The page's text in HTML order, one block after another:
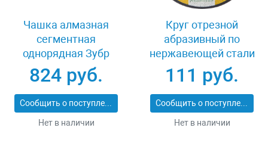
Чашка алмазная
сегментная
однорядная Зубр
ЭКСПЕРТ 33373-125
824 руб.
Сообщить о поступлении
Нет в наличии
Круг отрезной
абразивный по
нержавеющей стали
125x1x22.23 мм
Kraftool 36252-125-1.0
111 руб.
Сообщить о поступлении
Нет в наличии